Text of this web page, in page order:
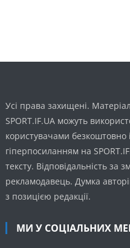
Усі права захищені.
SPORT.IF.UA можуть
користувачами безкоштовно
гіперпосиланням на
тексту. Відповідальність за
рекламодавець. Думка
з позицією редакції.
МИ У СОЦІАЛЬНИХ